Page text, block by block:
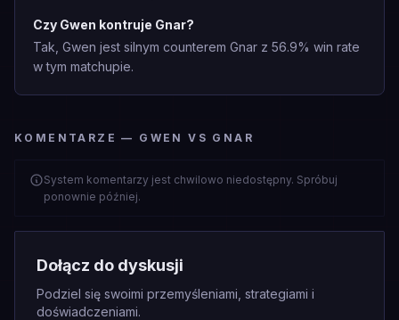
Czy Gwen kontruje Gnar?
Tak, Gwen jest silnym counterem Gnar z 56.9% win rate
w tym matchupie.
KOMENTARZE — GWEN VS GNAR
System komentarzy jest chwilowo niedostępny. Spróbuj
ponownie później.
Dołącz do dyskusji
Podziel się swoimi przemyśleniami, strategiami i
doświadczeniami.